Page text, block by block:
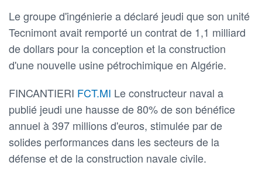
Le groupe d'ingénierie a déclaré jeudi que son unité
Tecnimont avait remporté un contrat de 1,1 milliard
de dollars pour la conception et la construction
d'une nouvelle usine pétrochimique en Algérie.
FINCANTIERI FCT.MI Le constructeur naval a
publié jeudi une hausse de 80% de son bénéfice
annuel à 397 millions d'euros, stimulée par de
solides performances dans les secteurs de la
défense et de la construction navale civile.